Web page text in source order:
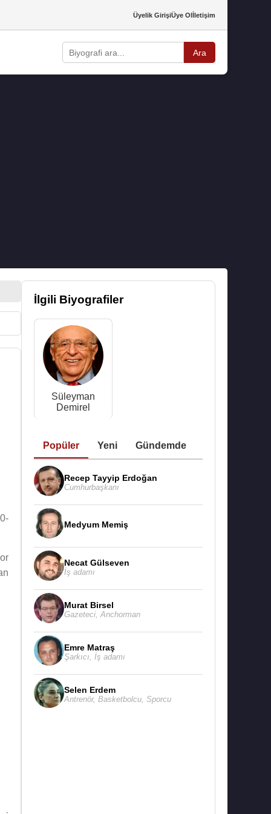
Üyelik GirişiÜye Olİletişim
Ara
İlgili Biyografiler
Süleyman
Demirel
Popüler Yeni Gündemde
Recep Tayyip Erdoğan
Cumhurbaşkanı
Medyum Memiş
Necat Gülseven
İş adamı
Murat Birsel
Gazeteci Anchorman
Emre Matraş
Şarkıcı İş adamı
Selen Erdem
Antrenör, Basketbolcu Sporcu